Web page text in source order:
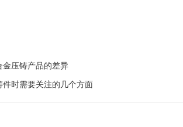
金压铸产品的差异
件时需要关注的几个方面